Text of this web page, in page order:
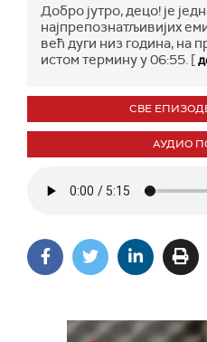
Добро јутро, децо! је
најпрепознатљивијих
већ дуги низ година, на
истом термину у 06:55. [
СВЕ
АУДИО